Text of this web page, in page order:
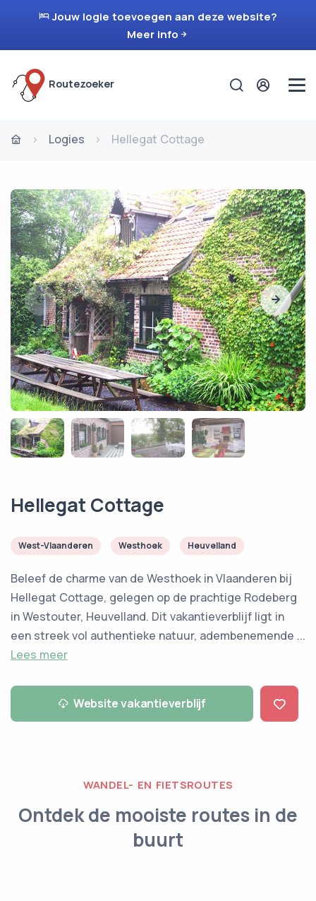
Jouw logie toevoegen aan deze website?
Meer info
Routezoeker
Logies Hellegat Cottage
Hellegat Cottage
West-Vlaanderen Westhoek Heuvelland
Beleef de charme van de Westhoek in Vlaanderen bij
Hellegat Cottage, gelegen op de prachtige Rodeberg
in Westouter, Heuvelland. Dit vakantieverblijf ligt in
een streek vol authentieke natuur, adembenemende ...
Lees meer
Website vakantieverblijf
WANDEL- EN FIETSROUTES
Ontdek de mooiste routes in de
buurt